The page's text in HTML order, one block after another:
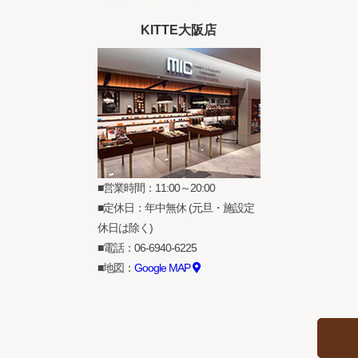
KITTE大阪店
営業時間：11:00～20:00
定休日：年中無休 (元旦・施設定
休日は除く)
電話： 06-6940-6225
地図： Google MAP